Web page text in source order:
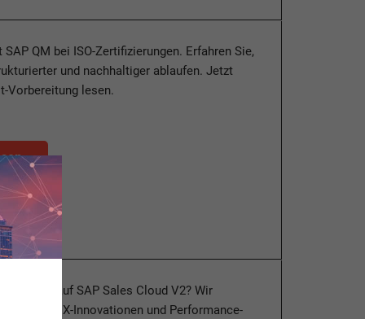
QM bei ISO-Zertifizierungen. Erfahren Sie,
und nachhaltiger ablaufen. Jetzt
Vorbereitung lesen.
Wechsel auf SAP Sales Cloud V2? Wir
Core, UX-Innovationen und Performance-